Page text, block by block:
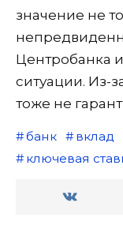
значение не
Центробанка
ситуации. Из-
тоже не
банк вклад
ключевая